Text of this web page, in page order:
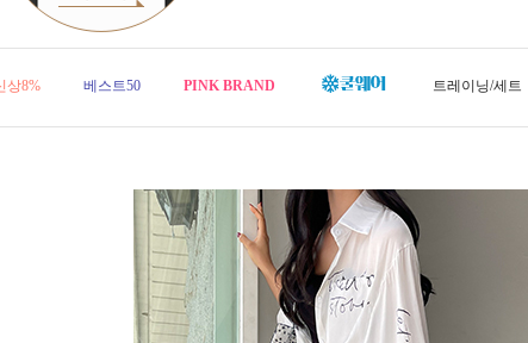
상8% 베스트50 PINK BRAND 트레이닝/세트